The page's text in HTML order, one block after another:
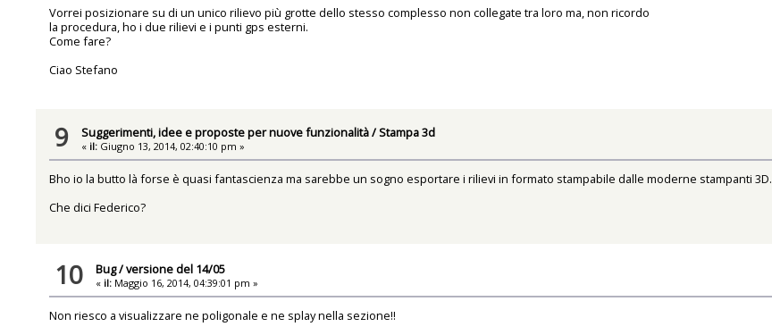
Vorrei posizionare su di un unico rilievo più grotte dello stesso complesso non collegate tra loro ma, non ricordo
la procedura, ho i due rilievi e i punti gps esterni.
Come fare?
Ciao Stefano
9 Suggerimenti, idee e proposte per nuove funzionalità/Stampa 3d
« il: Giugno 13, 2014, 02:40:10 pm »
Bho io la butto là forse è quasi fantascienza ma sarebbe un sogno esportare i rilievi in formato stampabile dalle moderne stampanti 3D.
Che dici Federico?
10 Bug/versione del 14/05
« il: Maggio 16, 2014, 04:39:01 pm »
Non riesco a visualizzare ne poligonale e ne splay nella sezione!!